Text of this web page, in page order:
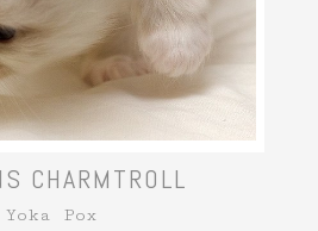
CHARMTROLL
Yoka Pox